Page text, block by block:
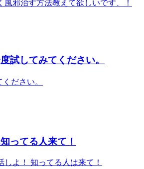
風邪治す方法教えて欲しいです、！
試してみてください。
ださい。
ってる人来て！
よ！ 知ってる人は来て！